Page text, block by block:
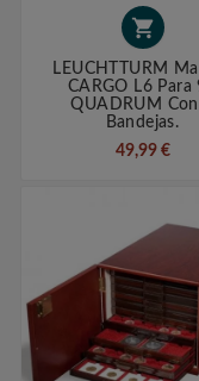

LEUCHTTURM
CARGO L6 Para
QUADRUM
Bandejas.
49,99 €